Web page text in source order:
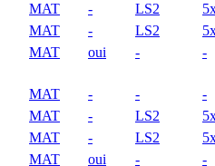
MAT - LS2
MAT - LS2
MAT oui -
-
MAT - -
-
MAT - LS2
MAT - LS2
MAT oui -
-